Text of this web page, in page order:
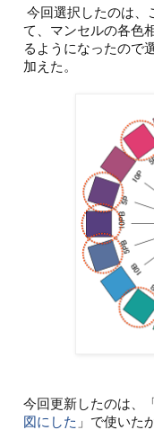
今回選択したのは、
て、マンセルの各色
るようになったので
加えた。
今回更新したのは、
図にした 」で使いた